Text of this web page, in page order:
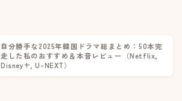
自分勝手な2025年韓国ドラマ総まとめ：50本完
走した私のおすすめ＆本音レビュー（Netflix,
Disney+, U-NEXT）